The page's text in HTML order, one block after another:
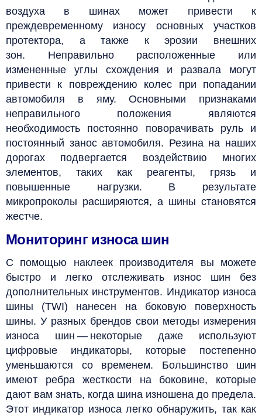
воздуха в шинах может привести к
преждевременному износу основных участков
протектора, а также к эрозии внешних
зон. Неправильно расположенные или
измененные углы схождения и развала могут
привести к повреждению колес при попадании
автомобиля в яму. Основными признаками
неправильного положения являются
необходимость постоянно поворачивать руль и
постоянный занос автомобиля. Резина на наших
дорогах подвергается воздействию многих
элементов, таких как реагенты, грязь и
повышенные нагрузки. В результате
микропроколы расширяются, а шины становятся
жестче.
Мониторинг износа шин
С помощью наклеек производителя вы можете
быстро и легко отслеживать износ шин без
дополнительных инструментов. Индикатор износа
шины (TWI) нанесен на боковую поверхность
шины. У разных брендов свои методы измерения
износа шин — некоторые даже используют
цифровые индикаторы, которые постепенно
уменьшаются со временем. Большинство шин
имеют ребра жесткости на боковине, которые
дают вам знать, когда шина изношена до предела.
Этот индикатор износа легко обнаружить, так как